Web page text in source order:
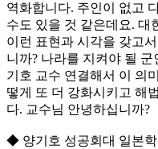
역화합니다. 주인이 없고
수도 있을 것 같은데요. 대
이런 표현과 시각을 갖고
니까? 나라를 지켜야 될
기호 교수 연결해서 이 의
떻게 또 더 강화시키고 해
다. 교수님 안녕하십니까?
◆ 양기호 성공회대 일본학